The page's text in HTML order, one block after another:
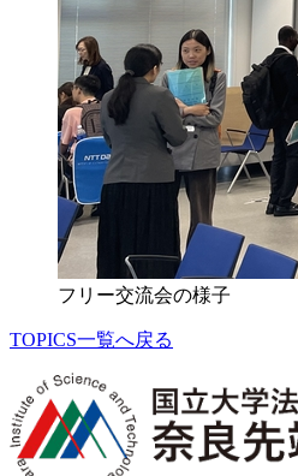
フリー交流会の様子
TOPICS一覧へ戻る